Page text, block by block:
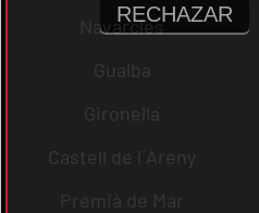
Navarcles
Gualba
Gironella
Castell de l´Areny
Premià de Mar
RECHAZAR